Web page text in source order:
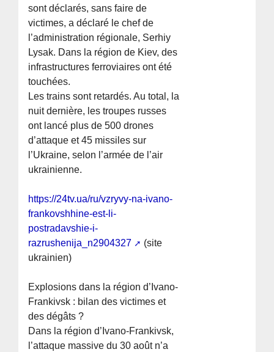
sont déclarés, sans faire de
victimes, a déclaré le chef de
l’administration régionale, Serhiy
Lysak. Dans la région de Kiev, des
infrastructures ferroviaires ont été
touchées.
Les trains sont retardés. Au total, la
nuit dernière, les troupes russes
ont lancé plus de 500 drones
d’attaque et 45 missiles sur
l’Ukraine, selon l’armée de l’air
ukrainienne.
https://24tv.ua/ru/vzryvy-na-ivano-
frankovshhine-est-li-
postradavshie-i-
razrushenija_n2904327
(site
ukrainien)
Explosions dans la région d’Ivano-
Frankivsk : bilan des victimes et
des dégâts ?
Dans la région d’Ivano-Frankivsk,
l’attaque massive du 30 août n’a